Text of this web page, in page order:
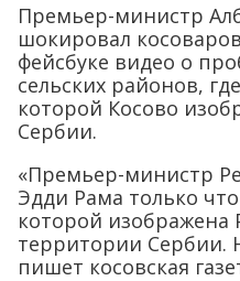
Премьер-министр
шокировал
фейсбуке видео о
сельских районов,
которой Косово
Сербии.
«Премьер-министр
Эдди Рама только
которой изображена
территории Сербии.
пишет косовская